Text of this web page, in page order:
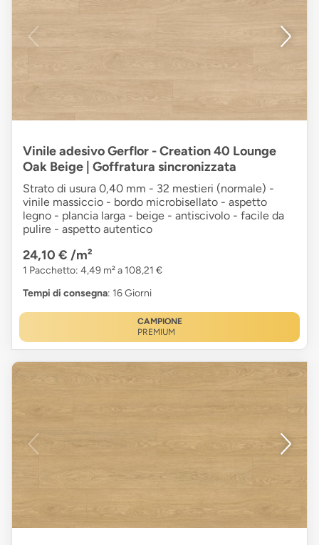
Vinile adesivo Gerflor - Creation 40 Lounge
Oak Beige | Goffratura sincronizzata
Strato di usura 0,40 mm - 32 mestieri (normale) -
vinile massiccio - bordo microbisellato - aspetto
legno - plancia larga - beige - antiscivolo - facile da
pulire - aspetto autentico
24,10 € /m²
1 Pacchetto: 4,49 m² a 108,21 €
Tempi di consegna: 16 Giorni
CAMPIONE
PREMIUM